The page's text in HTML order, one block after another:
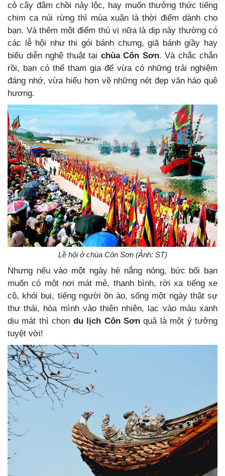
cỏ cây đâm chồi nảy lộc, hay muốn thưởng thức tiếng
chim ca núi rừng thì mùa xuân là thời điểm dành cho
bạn. Và thêm một điểm thú vị nữa là dịp này thường có
các lễ hội như thi gói bánh chưng, giã bánh giầy hay
biểu diễn nghệ thuật tại chùa Côn Sơn. Và chắc chắn
rồi, bạn có thể tham gia để vừa có những trải nghiệm
đáng nhớ, vừa hiểu hơn về những nét đẹp văn háo quê
hương.
Lề hội ở chùa Côn Sơn (Ảnh: ST)
Nhưng nếu vào một ngày hè nắng nóng, bức bối bạn
muốn có một nơi mát mẻ, thanh bình, rời xa tiếng xe
cộ, khói bụi, tiếng người ồn ào, sống một ngày thật sự
thư thái, hòa mình vào thiên nhiên, lạc vào màu xanh
dịu mát thì chọn du lịch Côn Sơnquả là một ý tưởng
tuyệt vời!